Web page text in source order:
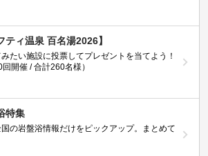
ティ温泉 百名湯2026】
たい施設に投票してプレゼントを当てよう！
回開催 / 合計260名様）
特集
国の岩盤浴情報だけをピックアップ。まとめて